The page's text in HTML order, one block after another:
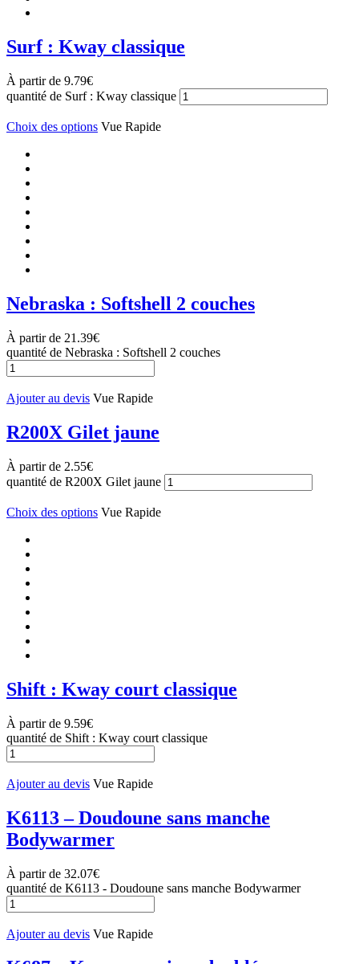
Surf : Kway classique
À partir de 9.79€
quantité de Surf : Kway classique
Choix des options Vue Rapide
Nebraska : Softshell 2 couches
À partir de 21.39€
quantité de Nebraska : Softshell 2 couches
Ajouter au devis Vue Rapide
R200X Gilet jaune
À partir de 2.55€
quantité de R200X Gilet jaune
Choix des options Vue Rapide
Shift : Kway court classique
À partir de 9.59€
quantité de Shift : Kway court classique
Ajouter au devis Vue Rapide
K6113 – Doudoune sans manche
Bodywarmer
À partir de 32.07€
quantité de K6113 - Doudoune sans manche Bodywarmer
Ajouter au devis Vue Rapide